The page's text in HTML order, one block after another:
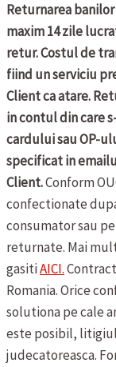
Returnarea
maxim 14 zile
retur. Costul de
fiind un serviciu
Client ca atare.
in contul din care
cardului sau OP-
specificat in
Client.Conform
confectionate
consumator sau
returnate. Mai
gasitiAICI.
Romania. Orice
solutiona pe cale
este posibil,
judecatoreasca.